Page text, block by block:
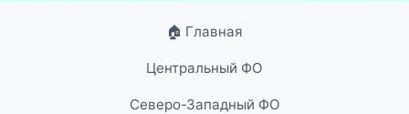
🏠 Главная
Центральный ФО
Северо-Западный ФО